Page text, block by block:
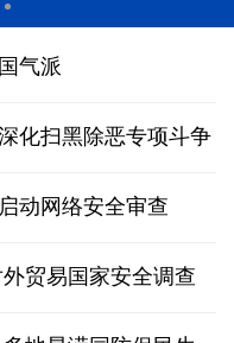
气派
化扫黑除恶专项斗争
动网络安全审查
贸易国家安全调查